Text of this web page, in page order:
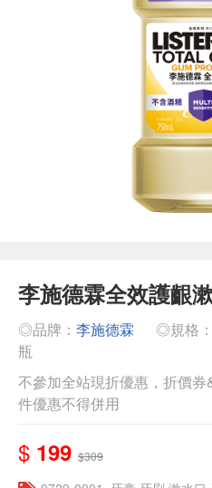
李施德霖全效護齦
◎品牌： 李施德霖
◎規格
瓶
不參加全站現折優惠，折價
件優惠不得併用
$ 199 $309